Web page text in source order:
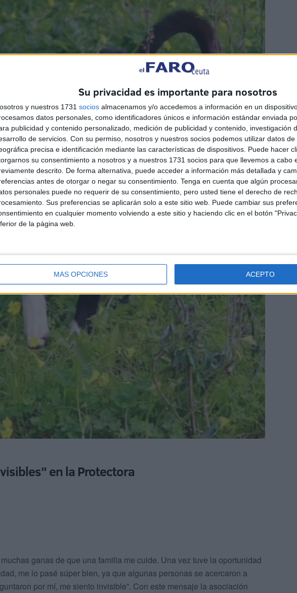
Su privacidad es importante para nosotros
y nuestros 1731 socios almacenamos y/o accedemos a información en un
datos personales, como identificadores únicos e información estándar enviada
publicidad y contenido personalizado, medición de publicidad y contenido, investigación
de servicios. Con su permiso, nosotros y nuestros socios podemos utilizar datos de
precisa e identificación mediante las características de dispositivos. Puede hacer
su consentimiento a nosotros y a nuestros 1731 socios para que llevemos a cabo
descrito. De forma alternativa, puede acceder a información más detallada y
antes de otorgar o negar su consentimiento. Tenga en cuenta que algún
personales puede no requerir de su consentimiento, pero usted tiene el derecho de
Sus preferencias se aplicarán solo a este sitio web. Puede cambiar sus
en cualquier momento volviendo a este sitio y haciendo clic en el botón
de la página web.
MÁS OPCIONES ACEPTO
en la Protectora
ganas de que una familia me cuide. Una vez tuve la oportunidad
me lo pasé súper bien, ya que algunas personas se acercaron a
por mí, me siento invisible”. Con este mensaje la asociación